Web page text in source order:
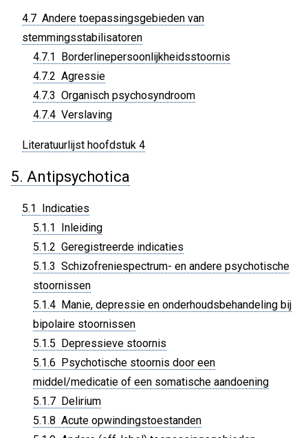
4.7 Andere toepassingsgebieden van
stemmingsstabilisatoren
4.7.1 Borderlinepersoonlijkheidsstoornis
4.7.2 Agressie
4.7.3 Organisch psychosyndroom
4.7.4 Verslaving
Literatuurlijst hoofdstuk 4
5. Antipsychotica
5.1 Indicaties
5.1.1 Inleiding
5.1.2 Geregistreerde indicaties
5.1.3 Schizofreniespectrum- en andere psychotische
stoornissen
5.1.4 Manie, depressie en onderhoudsbehandeling bij
bipolaire stoornissen
5.1.5 Depressieve stoornis
5.1.6 Psychotische stoornis door een
middel/medicatie of een somatische aandoening
5.1.7 Delirium
5.1.8 Acute opwindingstoestanden